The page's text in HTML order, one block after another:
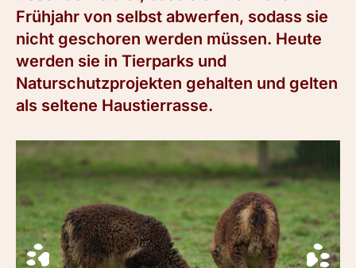
Frühjahr von selbst abwerfen, sodass sie
nicht geschoren werden müssen. Heute
werden sie in Tierparks und
Naturschutzprojekten gehalten und gelten
als seltene Haustierrasse.